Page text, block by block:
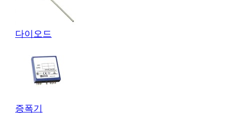
다이오드
증폭기